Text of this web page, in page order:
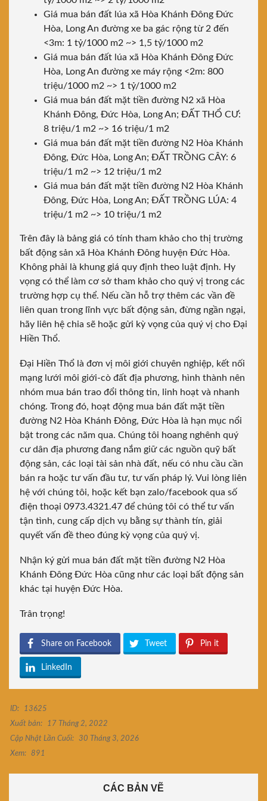
Giá mua bán đất lúa xã Hòa Khánh Đông Đức
Hòa, Long An đường xe ba gác rộng từ 2 đến
<3m: 1 tỷ/1000 m2 ~> 1,5 tỷ/1000 m2
Giá mua bán đất lúa xã Hòa Khánh Đông Đức
Hòa, Long An đường xe máy rộng <2m: 800
triệu/1000 m2 ~> 1 tỷ/1000 m2
Giá mua bán đất mặt tiền đường N2 xã Hòa
Khánh Đông, Đức Hòa, Long An; ĐẤT THỔ CƯ:
8 triệu/1 m2 ~> 16 triệu/1 m2
Giá mua bán đất mặt tiền đường N2 Hòa Khánh
Đông, Đức Hòa, Long An; ĐẤT TRỒNG CÂY: 6
triệu/1 m2 ~> 12 triệu/1 m2
Giá mua bán đất mặt tiền đường N2 Hòa Khánh
Đông, Đức Hòa, Long An; ĐẤT TRỒNG LÚA: 4
triệu/1 m2 ~> 10 triệu/1 m2
Trên đây là bảng giá có tính tham khảo cho thị trường
bất động sản xã Hòa Khánh Đông huyện Đức Hòa.
Không phải là khung giá quy định theo luật định. Hy
vọng có thể làm cơ sở tham khảo cho quý vị trong các
trường hợp cụ thể. Nếu cần hỗ trợ thêm các vần đề
liên quan trong lĩnh vực bất động sản, đừng ngần ngại,
hãy liên hệ chia sẽ hoặc gửi kỳ vọng của quý vị cho Đại
Hiền Thổ.
Đại Hiền Thổ là đơn vị môi giới chuyên nghiệp, kết nối
mạng lưới môi giới-cò đất địa phương, hình thành nên
nhóm mua bán trao đổi thông tin, linh hoạt và nhanh
chóng. Trong đó, hoạt động mua bán đất mặt tiền
đường N2 Hòa Khánh Đông, Đức Hòa là hạn mục nổi
bật trong các năm qua. Chúng tôi hoang nghênh quý
cư dân địa phương đang nắm giữ các nguồn quỹ bất
động sản, các loại tài sản nhà đất, nếu có nhu cầu cần
bán ra hoặc tư vấn đầu tư, tư vấn pháp lý. Vui lòng liên
hệ với chúng tôi, hoặc kết bạn zalo/facebook qua số
điện thoại 0973.4321.47 để chúng tôi có thể tư vấn
tận tình, cung cấp dịch vụ bằng sự thành tín, giải
quyết vấn đề theo đúng kỳ vọng của quý vị.
Nhận ký gửi mua bán đất mặt tiền đường N2 Hòa
Khánh Đông Đức Hòa cũng như các loại bất động sản
khác tại huyện Đức Hòa.
Trân trọng!
Share on Facebook Tweet Pin it
LinkedIn
ID:
13625
Xuất bản:
17 Tháng 2, 2022
Cập Nhật Lần Cuối:
30 Tháng 3, 2026
Xem:
891
CÁC BẢN VẼ